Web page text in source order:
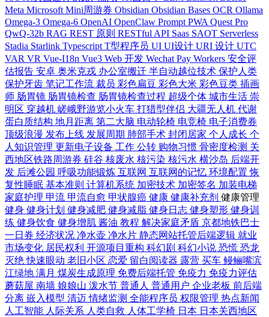
Meta Microsoft Mini周游券 Obsidian Obsidian Bases OCR Ollama
Omega-3 Omega-6 OpenAI OpenClaw Prompt PWA Quest Pro
QwQ-32b RAG REST 原则 RESTful API Saas SAOT Serverless
Stadia Starlink Typescript T型程序员 UI UI设计 URI 设计 UTC
VAR VR Vue-I18n Vue3 Web 开发 Wechat Pay Workers 安全评
估报告 安卓 奥米克戎 办公室搬迁 半自动越位技术 保护人类
保护牙齿 笔记工作流 裁员 彩色扁豆 彩色大米 彩色豆类 插画
师 肠胃镜 肠胃镜检查 肠胃镜检查过程 超级个体 城市生活 崇
明区 穿越机 嵯峨野游览小火车 打猎型伴侣 大疆无人机 代谢
蛋白质结构 地月距离 第二大脑 电动轮椅 电竞椅 电子消费券
顶级浪漫 发布上线 发展周期 肺部手术 封闭居家 个人成长 个
人知识管理 更新电子设备 工作 公转 购物习惯 骨密度检测 关
西地区铁路周游券 硅谷 核废水 核污染 核污水 横沙岛 后端开
发 后滩公园 呼吸功能锻炼 互联网 互联网的记忆 环境配置恢
复性睡眠 基本准则 计算机系统 加密技术 加密签名 加装电梯
家庭护理 甲流 甲流自愈 甲状腺癌 健康 健康补充剂 健康管理
健身 健身计划 健身减肥 健身减脂 健身日志 健身塑形 健身训
练 健身饮食 健身增肌 酱油 教程 解决家庭矛盾 京都地铁巴士
一日券 经济状况 净水壶 净水片 静态网站托管后端逻辑 就业
市场变化 居民权利 开源项目重构 科幻剧 科幻小说 恐慌 恐龙
灭绝快速眼动 老旧小区 恋爱 留白阅读器 露营 买车 鳗鲡嘴滨
江绿地 满月 煤炭生成原理 免费后端托管 免疫力 免疫力评估
蘑菇屋 南墙 娘娘山 泼水节 普通人 普通用户 企业老板 前后端
分离 嵌入模型 清迈情绪监测 全能程序员 权限管理 热点新闻
人工智能 人际关系 人类自救 人体工学椅 日本 日本关西地区